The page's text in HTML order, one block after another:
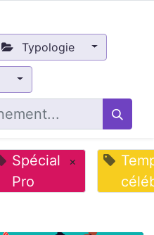
Typologie
Spécial
Pro
×